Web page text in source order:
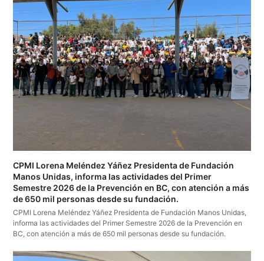
CPMI Lorena Meléndez Yáñez Presidenta de Fundación
Manos Unidas, informa las actividades del Primer
Semestre 2026 de la Prevención en BC, con atención a más
de 650 mil personas desde su fundación.
CPMI Lorena Meléndez Yáñez Presidenta de Fundación Manos Unidas,
informa las actividades del Primer Semestre 2026 de la Prevención en
BC, con atención a más de 650 mil personas desde su fundación.